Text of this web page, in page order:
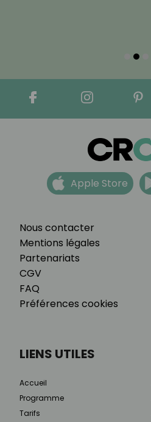
Nous contacter
Mentions légales
Partenariats
CGV
FAQ
Préférences cookies
Apple Store
LIENS UTILES
Accueil
Programme
Tarifs